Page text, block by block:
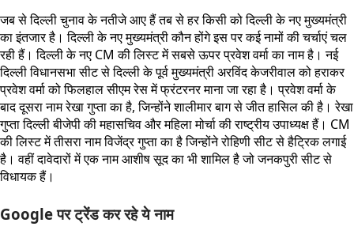
जब से दिल्ली चुनाव के नतीजे आए हैं तब से हर किसी को दिल्ली के नए मुख्यमंत्री
का इंतजार है। दिल्ली के नए मुख्यमंत्री कौन होंगे इस पर कई नामों की चर्चाएं चल
रही हैं। दिल्ली के नए CM की लिस्ट में सबसे ऊपर प्रवेश वर्मा का नाम है। नई
दिल्ली विधानसभा सीट से दिल्ली के पूर्व मुख्यमंत्री अरविंद केजरीवाल को हराकर
प्रवेश वर्मा को फिलहाल सीएम रेस में फ्रंटरनर माना जा रहा है। प्रवेश वर्मा के
बाद दूसरा नाम रेखा गुप्ता का है, जिन्होंने शालीमार बाग से जीत हासिल की है। रेखा
गुप्ता दिल्ली बीजेपी की महासचिव और महिला मोर्चा की राष्ट्रीय उपाध्यक्ष हैं। CM
की लिस्ट में तीसरा नाम विजेंद्र गुप्ता का है जिन्होंने रोहिणी सीट से हैट्रिक लगाई
है। वहीं दावेदारों में एक नाम आशीष सूद का भी शामिल है जो जनकपुरी सीट से
विधायक हैं।
Google पर ट्रेंड कर रहे ये नाम